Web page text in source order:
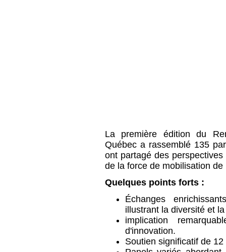
La première édition du
Québec a rassemblé 135
ont partagé des
de la force de mobilisation de
Quelques points forts :
Échanges
illustrant la diversité et
implication
d'innovation.
Soutien significatif de